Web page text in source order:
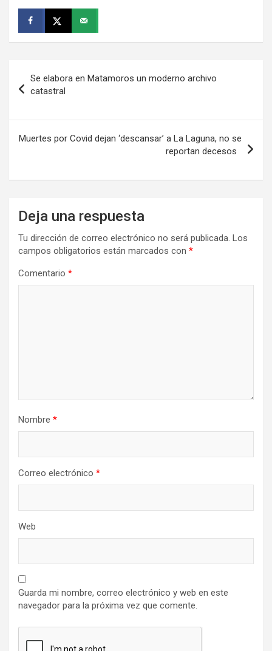
de
Se elabora en Matamoros un moderno archivo
catastral
Muertes por Covid dejan ‘descansar’ a La Laguna, no se
reportan decesos
Deja una respuesta
Tu dirección de correo electrónico no será publicada. Los
campos obligatorios están marcados con *
Comentario *
Nombre *
Correo electrónico *
Web
Guarda mi nombre, correo electrónico y web en este
navegador para la próxima vez que comente.